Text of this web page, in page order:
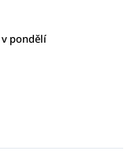
v pondělí